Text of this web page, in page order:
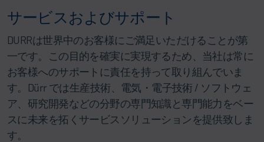
サービスおよびサポート
DURRは世界中のお客様にご満足いただけることが第
一です。この目的を確実に実現するため、当社は常に
お客様へのサポートに責任を持って取り組んでいま
す。Dürr では生産技術、電気・電子技術 / ソフトウェ
ア、研究開発などの分野の専門知識と専門能力をベー
スに未来を拓くサービスソリューションを提供致しま
す。